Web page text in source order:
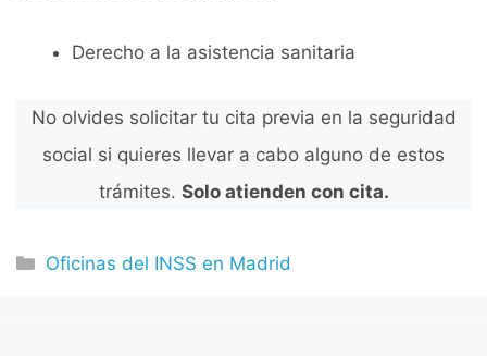
Derecho a la asistencia sanitaria
No olvides solicitar tu cita previa en la seguridad
social si quieres llevar a cabo alguno de estos
trámites. Solo atienden con cita.
Categorías
Oficinas del INSS en Madrid